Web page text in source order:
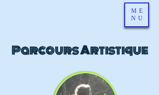
ME
NU
Parcours Artistique